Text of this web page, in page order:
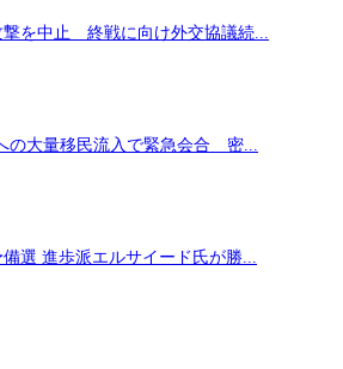
撃を中止 終戦に向け外交協議続...
の大量移民流入で緊急会合 密...
選 進歩派エルサイード氏が勝...